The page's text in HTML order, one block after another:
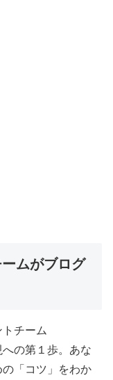
ムがブログ
チーム
の第１歩。あな
「コツ」をわか